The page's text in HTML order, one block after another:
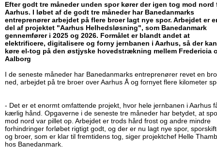
Efter godt tre måneder unden spor kører der igen tog mod nord
Aarhus. I løbet af de godt tre måneder har Banedanmarks
entreprenører arbejdet på flere broer lagt nye spor. Arbejdet er
del af projektet "Aarhus Helhedsløsning", som Banedanmark
gennemfører i 2025 og 2026. Formålet er blandt andet at
elektrificere, digitalisere og forny jernbanen i Aarhus, så der kan
køre el-tog på den østjyske hovedstrækning mellem Fredericia
Aalborg
I de seneste måneder har Banedanmarks entreprenører revet en bro
ned, arbejdet på tre broer over Aarhus Å og fornyet flere kilometer
- Det er et enormt omfattende projekt, hvor hele jernbanen i Aarhus
kærlig hånd. Opgaverne i de seneste tre måneder har betydet, at
mod nord var pillet op. Arbejdet er trods hård frost og andre mindre
forhindringer forløbet rigtigt godt, og der er nu lagt nye spor,
og broer, som er klar til fremtidens tog, siger projektchef Helle
hos Banedanmark.